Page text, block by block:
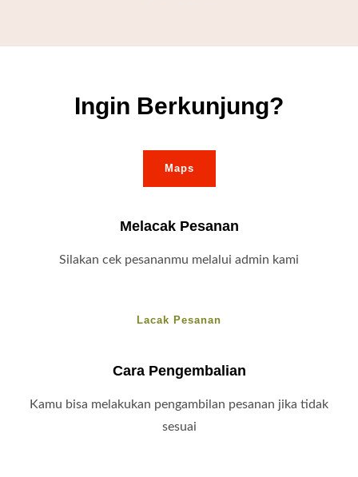
Ingin Berkunjung?
Maps
Melacak Pesanan
Silakan cek pesananmu melalui admin kami
Lacak Pesanan
Cara Pengembalian
Kamu bisa melakukan pengambilan pesanan jika tidak
sesuai